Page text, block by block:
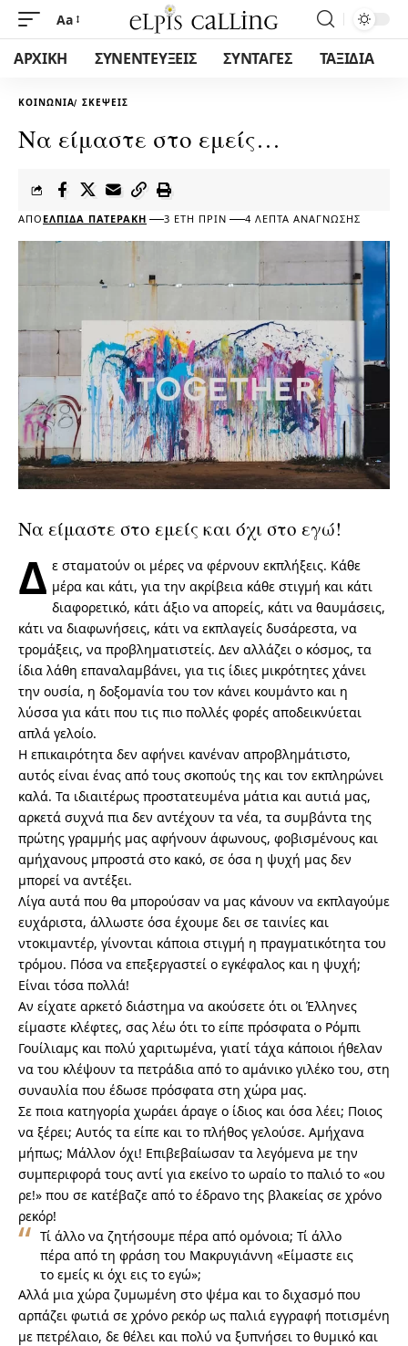
Aa
ΑΡΧΙΚΗ ΣΥΝΕΝΤΕΥΞΕΙΣ ΣΥΝΤΑΓΕΣ ΤΑΞΙΔΙΑ
ΚΟΙΝΩΝΊΑ ΣΚΈΨΕΙΣ
Να είμαστε στο εμείς…
ΑΠΌ ΕΛΠΊΔΑ ΠΑΤΕΡΆΚΗ 3 ΈΤΗ ΠΡΙΝ 4 ΛΕΠΤΆ ΑΝΆΓΝΩΣΗΣ
Να είμαστε στο εμείς και όχι στο εγώ!
Δ ε σταματούν οι μέρες να φέρνουν εκπλήξεις. Κάθε
μέρα και κάτι, για την ακρίβεια κάθε στιγμή και κάτι
διαφορετικό, κάτι άξιο να απορείς, κάτι να θαυμάσεις,
κάτι να διαφωνήσεις, κάτι να εκπλαγείς δυσάρεστα, να
τρομάξεις, να προβληματιστείς. Δεν αλλάζει ο κόσμος, τα
ίδια λάθη επαναλαμβάνει, για τις ίδιες μικρότητες χάνει
την ουσία, η δοξομανία του τον κάνει κουμάντο και η
λύσσα για κάτι που τις πιο πολλές φορές αποδεικνύεται
απλά γελοίο.
Η επικαιρότητα δεν αφήνει κανέναν απροβλημάτιστο,
αυτός είναι ένας από τους σκοπούς της και τον εκπληρώνει
καλά. Τα ιδιαιτέρως προστατευμένα μάτια και αυτιά μας,
αρκετά συχνά πια δεν αντέχουν τα νέα, τα συμβάντα της
πρώτης γραμμής μας αφήνουν άφωνους, φοβισμένους και
αμήχανους μπροστά στο κακό, σε όσα η ψυχή μας δεν
μπορεί να αντέξει.
Λίγα αυτά που θα μπορούσαν να μας κάνουν να εκπλαγούμε
ευχάριστα, άλλωστε όσα έχουμε δει σε ταινίες και
ντοκιμαντέρ, γίνονται κάποια στιγμή η πραγματικότητα του
τρόμου. Πόσα να επεξεργαστεί ο εγκέφαλος και η ψυχή;
Είναι τόσα πολλά!
Αν είχατε αρκετό διάστημα να ακούσετε ότι οι Έλληνες
είμαστε κλέφτες, σας λέω ότι το είπε πρόσφατα ο Ρόμπι
Γουίλιαμς και πολύ χαριτωμένα, γιατί τάχα κάποιοι ήθελαν
να του κλέψουν τα πετράδια από το αμάνικο γιλέκο του, στη
συναυλία που έδωσε πρόσφατα στη χώρα μας.
Σε ποια κατηγορία χωράει άραγε ο ίδιος και όσα λέει; Ποιος
να ξέρει; Αυτός τα είπε και το πλήθος γελούσε. Αμήχανα
μήπως; Μάλλον όχι! Επιβεβαίωσαν τα λεγόμενα με την
συμπεριφορά τους αντί για εκείνο το ωραίο το παλιό το «ου
ρε!» που σε κατέβαζε από το έδρανο της βλακείας σε χρόνο
ρεκόρ!
Τί άλλο να ζητήσουμε πέρα από ομόνοια; Τί άλλο
πέρα από τη φράση του Μακρυγιάννη «Είμαστε εις
το εμείς κι όχι εις το εγώ»;
Αλλά μια χώρα ζυμωμένη στο ψέμα και το διχασμό που
αρπάζει φωτιά σε χρόνο ρεκόρ ως παλιά εγγραφή ποτισμένη
με πετρέλαιο, δε θέλει και πολύ να ξυπνήσει το θυμικό και